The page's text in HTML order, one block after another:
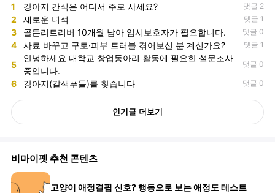
1 강아지 간식은 어디서 주로 사세요? 댓글 2
2 새로운 녀석 댓글 1
3 골든리트리버 10개월 남아 임시보호자가 필요합니다. 댓글 0
4 사료 바꾸고 구토·피부 트러블 겪어보신 분 계신가요? 댓글 1
5
안녕하세요 대학교 창업동아리 활동에 필요한 설문조사
중입니다.
댓글 0
6 강아지(갈색푸들)를 찾습니다 댓글 0
인기글 더보기
비마이펫 추천 콘텐츠
고양이 애정결핍 신호? 행동으로 보는 애정도 테스트